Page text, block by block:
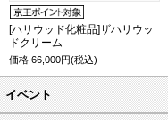
[ハリウッド化粧品]ザハリウッ
ドクリーム
価格 66,000円(税込)
イベント